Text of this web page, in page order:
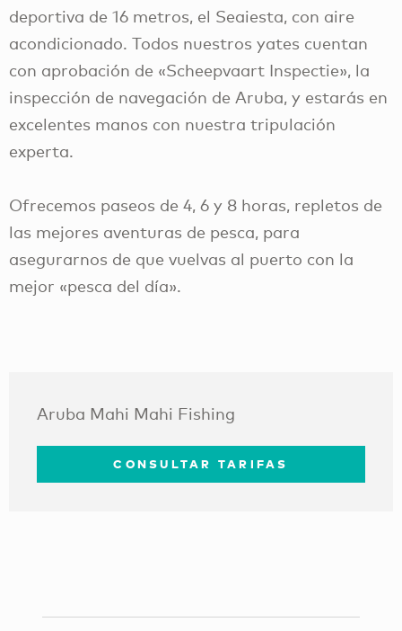
deportiva de 16 metros, el Seaiesta, con aire
acondicionado. Todos nuestros yates cuentan
con aprobación de «Scheepvaart Inspectie», la
inspección de navegación de Aruba, y estarás en
excelentes manos con nuestra tripulación
experta.
Ofrecemos paseos de 4, 6 y 8 horas, repletos de
las mejores aventuras de pesca, para
asegurarnos de que vuelvas al puerto con la
mejor «pesca del día».
Aruba Mahi Mahi Fishing
CONSULTAR TARIFAS